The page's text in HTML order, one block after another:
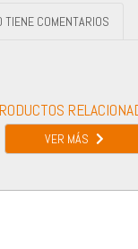
TIENE COMENTARIOS
VER MÁS